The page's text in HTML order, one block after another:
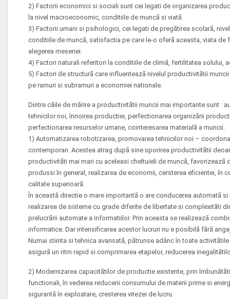
2) Factorii economici si sociali sunt cei legati de organizarea
la nivel macroeconomic, conditiile de muncã si viatã.
3) Factorii umani si psihologici, cei legati de pregãtirea scolarã,
conditiile de muncã, satisfactia pe care le-o oferã aceasta, viata de
alegerea meseriei.
4) Factori naturali referitori la conditiile de climã, fertilitatea solului,
5) Factori de structurã care influenteazã nivelul productivitãtii
pe ramuri si subramuri a economiei nationale.
Dintre cãile de mãrire a productivitãtii muncii mai importante sunt :
tehnicilor noi, înnoirea productiei, perfectionarea organizãrii
perfectionarea resurselor umane, cointeresarea materialã a muncii.
1) Automatizarea robotizarea, promovarea tehnicilor noi –
contemporan. Acestea atrag dupã sine sporirea productivitãtii
productivitãti mai mari cu aceleasi cheltuieli de muncã, favorizeazã
produssi în general, realizarea de economii, cersterea eficientei, în
calitate superioarã.
În aceastã directie o mare importantã o are conducerea automatã
realizarea de sisteme cu grade diferite de libertate si complexitãti
prelucrãrii automate a informatiilor. Prin aceasta se realizeazã
informatice. Dar intensificarea acestor lucruri nu e posibilã fãrã
Numai stiinta si tehnica avansatã, pãtrunse adânc în toate
asigurã un ritm rapid si comprimarea etapelor, reducerea
2) Modernizarea capacitãtilor de productie existente, prin
functionali, în vederea reducerii consumului de materii prime si
sigurantã în exploatare, cresterea vitezei de lucru.